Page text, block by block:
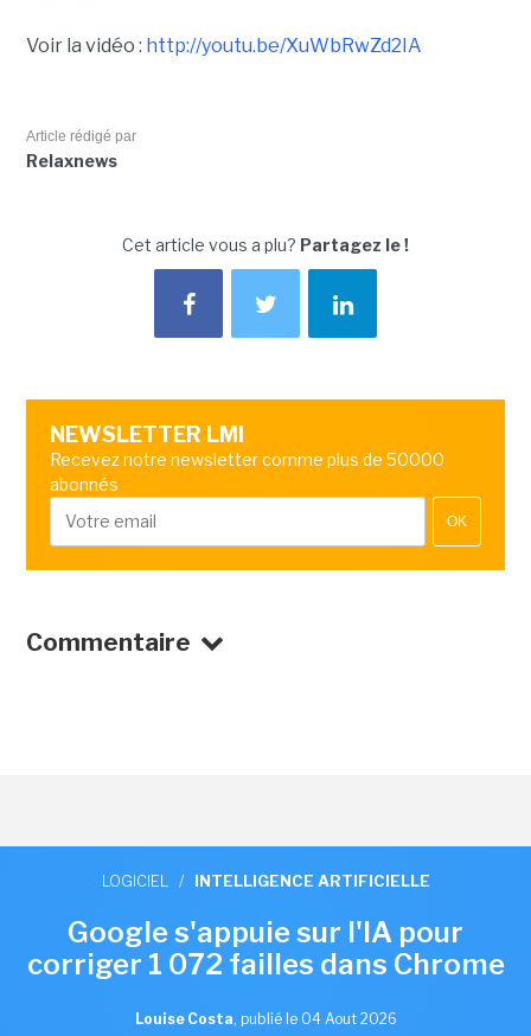
Voir la vidéo : http://youtu.be/XuWbRwZd2IA
Article rédigé par
Relaxnews
Cet article vous a plu? Partagez le !
NEWSLETTER LMI
Recevez notre newsletter comme plus de 50000
abonnés
OK
Commentaire
LOGICIEL / INTELLIGENCE ARTIFICIELLE
Google s'appuie sur l'IA pour
corriger 1 072 failles dans Chrome
Louise Costa, publié le 04 Aout 2026